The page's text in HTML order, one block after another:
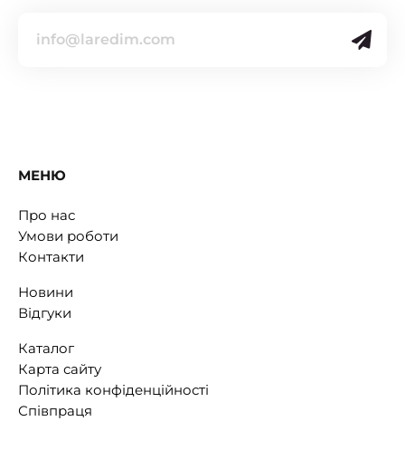
МЕНЮ
Про нас
Умови роботи
Контакти
Новини
Відгуки
Каталог
Карта сайту
Політика конфіденційності
Співпраця